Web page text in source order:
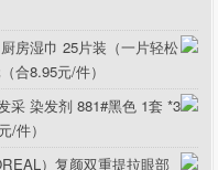
房湿巾 25片装（一片轻松
合8.95元/件）
采 染发剂 881#黑色 1套 *3
/件）
）复颜双重提拉眼部